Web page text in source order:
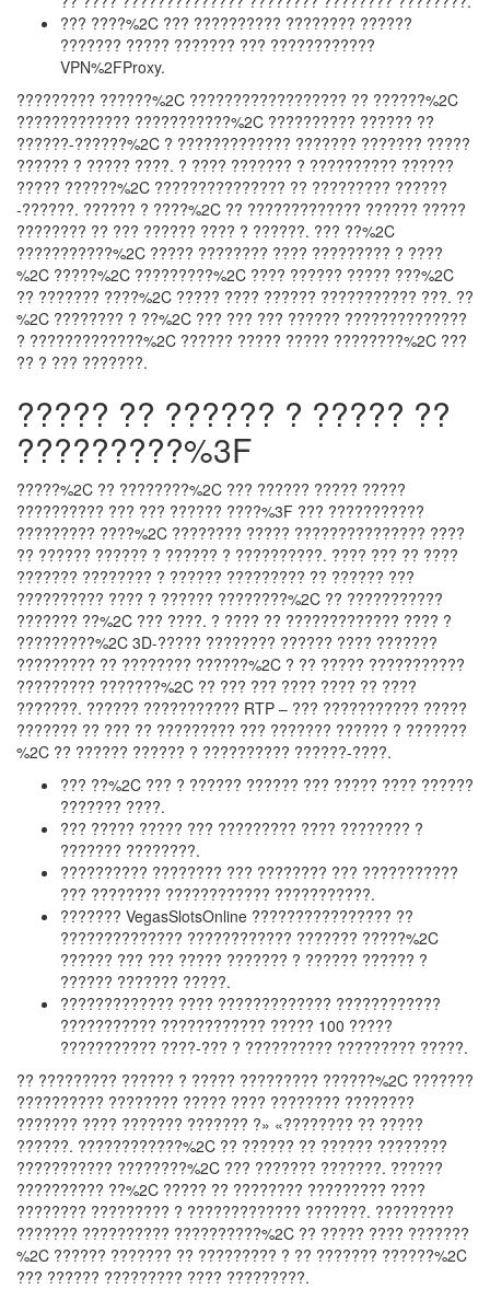
??? ????%2C ??? ?????????? ???????? ??????
??????? ????? ??????? ??? ????????????
VPN%2FProxy.
????????? ??????%2C ?????????????????? ?? ??????%2C
????????????? ???????????%2C ?????????? ?????? ??
??????-??????%2C ? ????????????? ??????? ??????? ?????
?????? ? ????? ????. ? ???? ??????? ? ?????????? ??????
????? ??????%2C ??????????????? ?? ????????? ??????
-??????. ?????? ? ????%2C ?? ????????????? ?????? ?????
???????? ?? ??? ?????? ???? ? ??????. ??? ??%2C
???????????%2C ????? ???????? ???? ????????? ? ????
%2C ?????%2C ?????????%2C ???? ?????? ????? ???%2C
?? ??????? ????%2C ????? ???? ?????? ??????????? ???. ??
%2C ???????? ? ??%2C ??? ??? ??? ?????? ??????????????
? ?????????????%2C ?????? ????? ????? ????????%2C ???
?? ? ??? ???????.
????? ?? ?????? ? ????? ??
?????????%3F
?????%2C ?? ????????%2C ??? ?????? ????? ?????
?????????? ??? ??? ?????? ????%3F ??? ???????????
????????? ????%2C ???????? ????? ??????????????? ????
?? ?????? ?????? ? ?????? ? ??????????. ???? ??? ?? ????
??????? ???????? ? ?????? ????????? ?? ?????? ???
?????????? ???? ? ?????? ????????%2C ?? ???????????
??????? ??%2C ??? ????. ? ???? ?? ????????????? ???? ?
?????????%2C 3D-????? ???????? ?????? ???? ???????
????????? ?? ???????? ??????%2C ? ?? ????? ???????????
????????? ???????%2C ?? ??? ??? ???? ???? ?? ????
???????. ?????? ??????????? RTP – ??? ??????????? ?????
??????? ?? ??? ?? ????????? ??? ??????? ?????? ? ???????
%2C ?? ?????? ?????? ? ?????????? ??????-????.
??? ??%2C ??? ? ?????? ?????? ??? ????? ???? ??????
??????? ????.
??? ????? ????? ??? ????????? ???? ???????? ?
??????? ????????.
?????????? ???????? ??? ???????? ??? ???????????
??? ???????? ???????????? ???????????.
??????? VegasSlotsOnline ???????????????? ??
?????????????? ???????????? ??????? ?????%2C
?????? ??? ??? ????? ??????? ? ?????? ?????? ?
?????? ??????? ?????.
????????????? ???? ????????????? ????????????
??????????? ???????????? ????? 100 ?????
??????????? ????-??? ? ?????????? ????????? ?????.
?? ????????? ?????? ? ????? ????????? ??????%2C ???????
?????????? ???????? ????? ???? ???????? ????????
??????? ???? ??????? ??????? ?» «???????? ?? ?????
??????. ????????????%2C ?? ?????? ?? ?????? ????????
??????????? ????????%2C ??? ??????? ???????. ??????
?????????? ??%2C ????? ?? ???????? ????????? ????
???????? ????????? ? ????????????? ???????. ?????????
??????? ?????????? ??????????%2C ?? ????? ???? ???????
%2C ?????? ??????? ?? ????????? ? ?? ??????? ??????%2C
??? ?????? ????????? ???? ?????????.